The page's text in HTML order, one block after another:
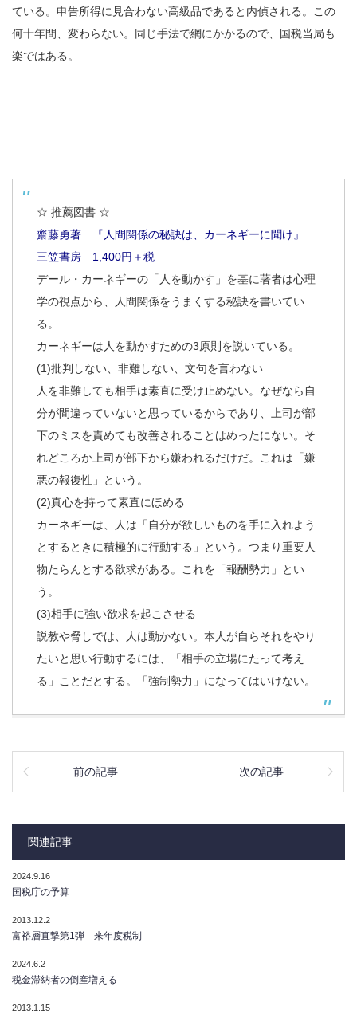
ている。申告所得に見合わない高級品であると内偵される。この
何十年間、変わらない。同じ手法で網にかかるので、国税当局も
楽ではある。
☆ 推薦図書 ☆
齋藤勇著 『人間関係の秘訣は、カーネギーに聞け』
三笠書房 1,400円＋税
デール・カーネギーの「人を動かす」を基に著者は心理
学の視点から、人間関係をうまくする秘訣を書いてい
る。
カーネギーは人を動かすための3原則を説いている。
(1)批判しない、非難しない、文句を言わない
人を非難しても相手は素直に受け止めない。なぜなら自
分が間違っていないと思っているからであり、上司が部
下のミスを責めても改善されることはめったにない。そ
れどころか上司が部下から嫌われるだけだ。これは「嫌
悪の報復性」という。
(2)真心を持って素直にほめる
カーネギーは、人は「自分が欲しいものを手に入れよう
とするときに積極的に行動する」という。つまり重要人
物たらんとする欲求がある。これを「報酬勢力」とい
う。
(3)相手に強い欲求を起こさせる
説教や脅しでは、人は動かない。本人が自らそれをやり
たいと思い行動するには、「相手の立場にたって考え
る」ことだとする。「強制勢力」になってはいけない。
前の記事 次の記事
関連記事
2024.9.16
国税庁の予算
2013.12.2
富裕層直撃第1弾 来年度税制
2024.6.2
税金滞納者の倒産増える
2013.1.15